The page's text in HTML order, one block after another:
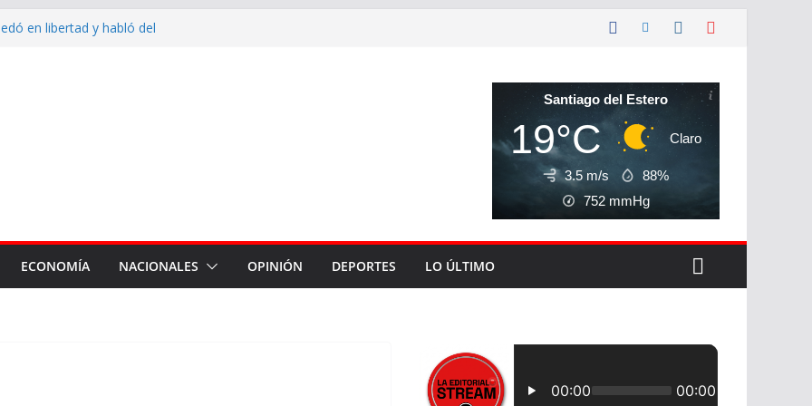
en libertad y habló del
un acueducto y entregó
Francia
de trabajo al
el trabajo del personal de la
Santiago del Estero
19°C Claro
3.5 m/s
88%
752 mmHg
ECONOMÍA NACIONALES OPINIÓN DEPORTES LO ÚLTIMO